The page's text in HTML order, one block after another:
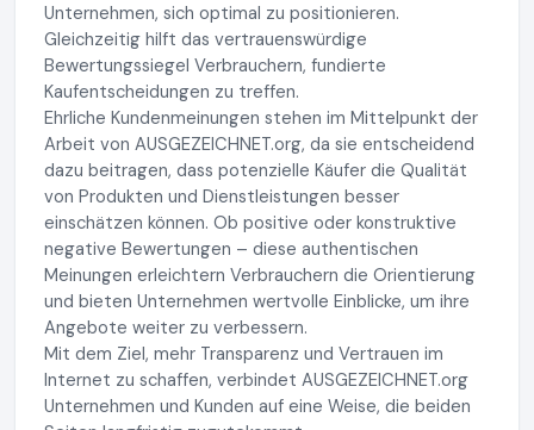
Unternehmen, sich optimal zu positionieren.
Gleichzeitig hilft das vertrauenswürdige
Bewertungssiegel Verbrauchern, fundierte
Kaufentscheidungen zu treffen.
Ehrliche Kundenmeinungen stehen im Mittelpunkt der
Arbeit von AUSGEZEICHNET.org, da sie entscheidend
dazu beitragen, dass potenzielle Käufer die Qualität
von Produkten und Dienstleistungen besser
einschätzen können. Ob positive oder konstruktive
negative Bewertungen – diese authentischen
Meinungen erleichtern Verbrauchern die Orientierung
und bieten Unternehmen wertvolle Einblicke, um ihre
Angebote weiter zu verbessern.
Mit dem Ziel, mehr Transparenz und Vertrauen im
Internet zu schaffen, verbindet AUSGEZEICHNET.org
Unternehmen und Kunden auf eine Weise, die beiden